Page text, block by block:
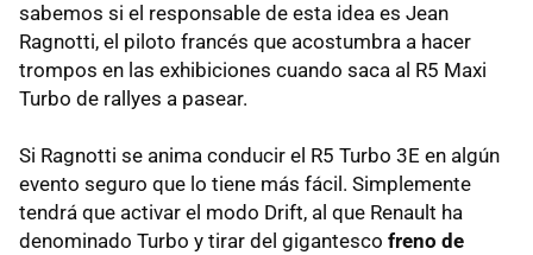
sabemos si el responsable de esta idea es Jean
Ragnotti, el piloto francés que acostumbra a hacer
trompos en las exhibiciones cuando saca al R5 Maxi
Turbo de rallyes a pasear.
Si Ragnotti se anima conducir el R5 Turbo 3E en algún
evento seguro que lo tiene más fácil. Simplemente
tendrá que activar el modo Drift, al que Renault ha
denominado Turbo y tirar del gigantesco freno de